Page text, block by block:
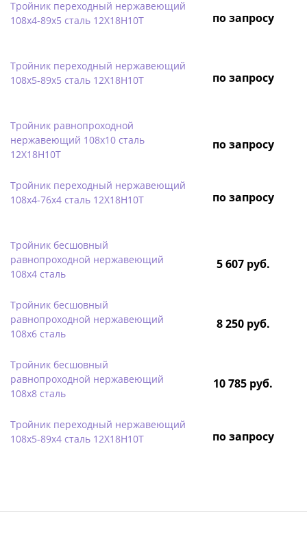
Тройник переходный нержавеющий
108х4-89х5 сталь 12Х18Н10Т
по запросу
Тройник переходный нержавеющий
108х5-89х5 сталь 12Х18Н10Т
по запросу
Тройник равнопроходной
нержавеющий 108х10 сталь
12Х18Н10Т
по запросу
Тройник переходный нержавеющий
108х4-76х4 сталь 12Х18Н10Т
по запросу
Тройник бесшовный
равнопроходной нержавеющий
108х4 сталь
5 607 руб.
Тройник бесшовный
равнопроходной нержавеющий
108х6 сталь
8 250 руб.
Тройник бесшовный
равнопроходной нержавеющий
108х8 сталь
10 785 руб.
Тройник переходный нержавеющий
108х5-89х4 сталь 12Х18Н10Т
по запросу